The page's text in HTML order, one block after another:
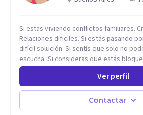
Si estas viviendo conflictos familiares.
Relaciones dificiles. Si estás pasando
difícil solución. Si sentís que solo no
escucha. Si consideras que estás
comprensión. Si no logras definir
sueños, deseos. Si pensás que lo que te
grave, pero podría ayudar. Si estás en
intención es hacer algo con lo que te está
en comunicarte a fin de comenzar a
Ver perfil
Contactar